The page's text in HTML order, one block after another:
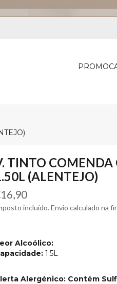
TINTO COMENDA
(ALENTEJO)
incluído. Envio calculado na
Alcoólico:
1.5L
Alergénico: Contém